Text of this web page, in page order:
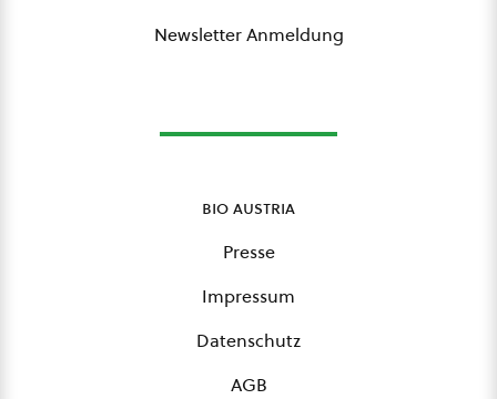
Newsletter Anmeldung
bio austria
Presse
Impressum
Datenschutz
AGB